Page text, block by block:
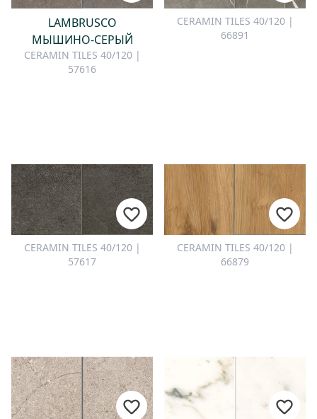
LAMBRUSCO
МЫШИНО-СЕРЫЙ
CERAMIN TILES 40/120 |
57616
CERAMIN TILES 40/120 |
66891
CERAMIN TILES 40/120 |
57617
CERAMIN TILES 40/120 |
66879